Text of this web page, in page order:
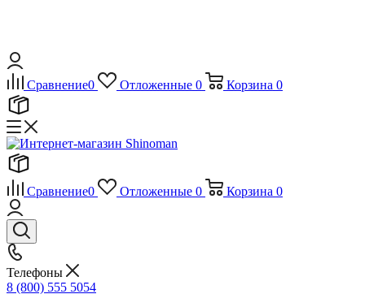
Сравнение0 Отложенные 0 Корзина 0
Сравнение0 Отложенные 0 Корзина 0
Телефоны
8 (800) 555 5054